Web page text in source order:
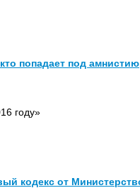
попадает под
году»
кодекс от